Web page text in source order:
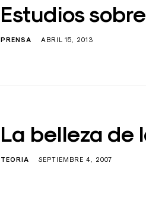
Estudios
PRENSA ABRIL 15, 2013
La belleza de
TEORIA SEPTIEMBRE 4, 2007